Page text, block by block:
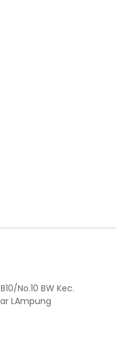
No.10 BW Kec.
LAmpung